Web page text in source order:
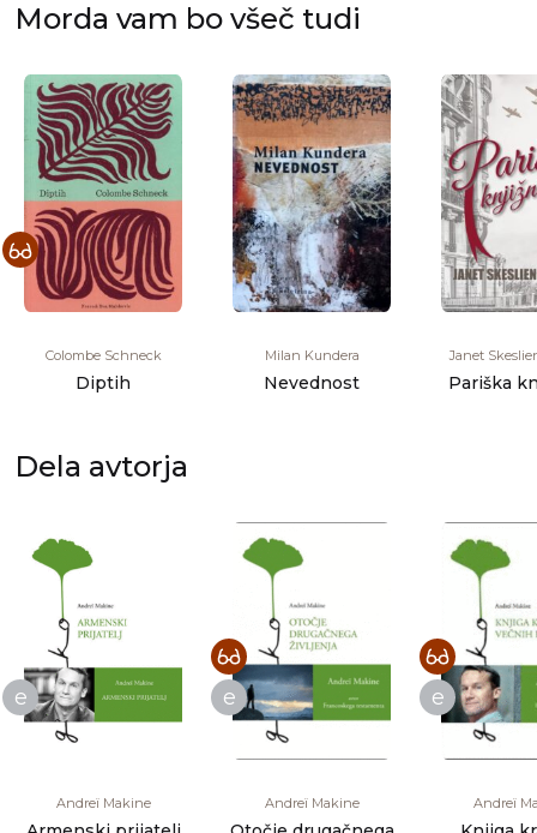
Morda vam bo všeč tudi
Colombe Schneck
Diptih
Milan Kundera
Nevednost
Janet
Pariška
Dela avtorja
e
Andreï Makine
e
Andreï Makine
e
Andreï